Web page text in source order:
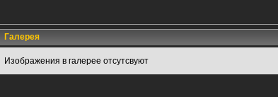
Галерея
Изображения в галерее отсутсвуют